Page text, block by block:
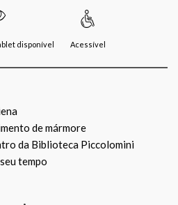
disponível Acessível
de mármore
da Biblioteca Piccolomini
tempo